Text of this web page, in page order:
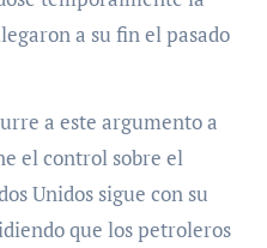
a su fin el pasado
a este argumento a
el control sobre el
Unidos sigue con su
que los petroleros